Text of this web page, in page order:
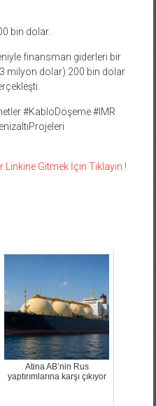
bin dolar.
finansman giderleri bir
milyon dolar) 200 bin dolar
#KabloDöşeme #IMR
Gitmek İçin Tıklayın !
Atina AB’nin Rus
yaptırımlarına karşı çıkıyor